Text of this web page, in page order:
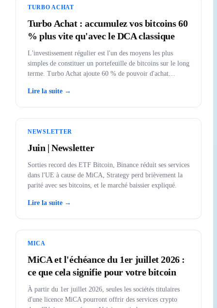
TURBO ACHAT
Turbo Achat : accumulez vos bitcoins 60
% plus vite qu'avec le DCA classique
L'investissement régulier est l'un des moyens les plus
simples de constituer un portefeuille de bitcoins sur le long
terme. Turbo Achat ajoute 60 % de pouvoir d'achat
Lire la suite →
NEWSLETTER
Juin | Newsletter
Sorties record des ETF Bitcoin, Binance réduit ses services
dans l'UE à cause de MiCA, Strategy perd brièvement la
parité avec ses bitcoins, et le marché baissier expliqué.
Lire la suite →
MICA
MiCA et l'échéance du 1er juillet 2026 :
ce que cela signifie pour votre bitcoin
À partir du 1er juillet 2026, seules les sociétés titulaires
d'une licence MiCA pourront offrir des services crypto